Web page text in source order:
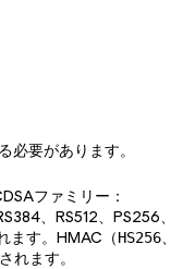
必要があります。
ファミリー：
、RS512、PS256、
ます。HMAC（HS256、
れます。